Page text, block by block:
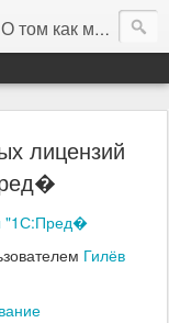
И не только про это.
лицензий
"1С:Пред�
Гилёв